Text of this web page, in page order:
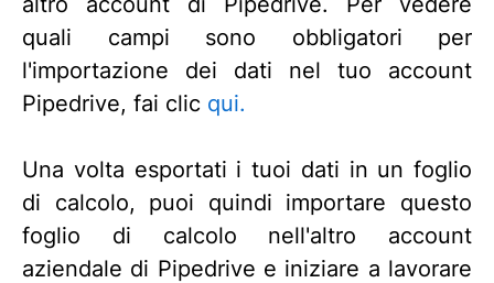
quali campi sono obbligatori per
l'importazione dei dati nel tuo account
Pipedrive, fai clic qui.
Una volta esportati i tuoi dati in un foglio
di calcolo, puoi quindi importare questo
foglio di calcolo nell'altro account
aziendale di Pipedrive e iniziare a lavorare